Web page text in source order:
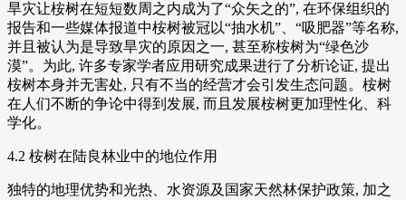
旱灾让桉树在短短数周之内成为了“众矢之的”, 在环保组织的
报告和一些媒体报道中桉树被冠以“抽水机”、“吸肥器”等名称,
并且被认为是导致旱灾的原因之一, 甚至称桉树为“绿色沙
漠”。为此, 许多专家学者应用研究成果进行了分析论证, 提出
桉树本身并无害处, 只有不当的经营才会引发生态问题。桉树
在人们不断的争论中得到发展, 而且发展桉树更加理性化、科
学化。
4.2 桉树在陆良林业中的地位作用
独特的地理优势和光热、水资源及国家天然林保护政策, 加之